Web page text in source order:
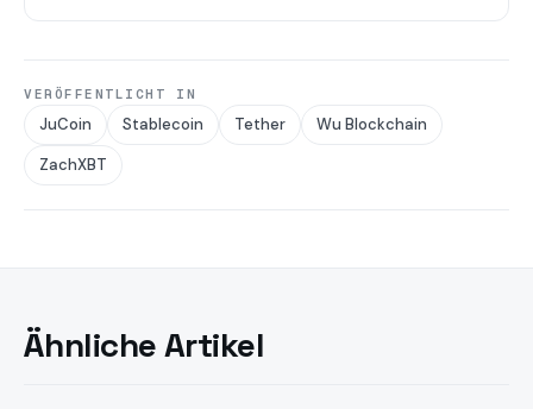
VERÖFFENTLICHT IN
JuCoin Stablecoin Tether
Wu Blockchain
ZachXBT
Ähnliche Artikel